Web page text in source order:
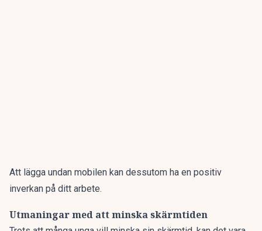
Att lägga undan mobilen kan dessutom ha en positiv
inverkan på ditt arbete.
Utmaningar med att minska skärmtiden